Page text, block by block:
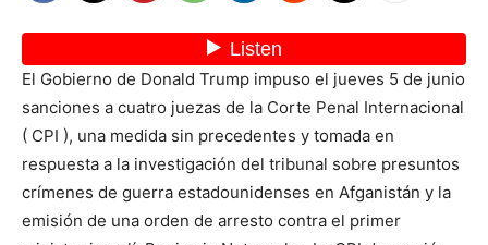
El Gobierno de Donald Trump impuso el jueves 5 de junio
sanciones a cuatro juezas de la Corte Penal Internacional
( CPI ), una medida sin precedentes y tomada en
respuesta a la investigación del tribunal sobre presuntos
crímenes de guerra estadounidenses en Afganistán y la
emisión de una orden de arresto contra el primer